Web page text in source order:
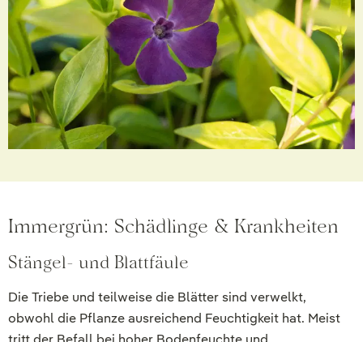
Immergrün: Schädlinge & Krankheiten
Stängel- und Blattfäule
Die Triebe und teilweise die Blätter sind verwelkt,
obwohl die Pflanze ausreichend Feuchtigkeit hat. Meist